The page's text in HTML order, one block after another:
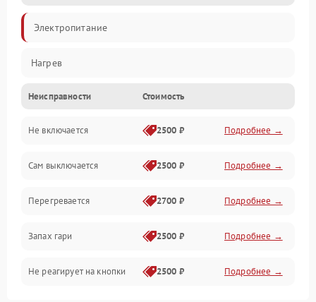
Электропитание
Нагрев
Неисправности Стоимость
Не включается 2500 ₽ Подробнее →
Сам выключается 2500 ₽ Подробнее →
Перегревается 2700 ₽ Подробнее →
Запах гари 2500 ₽ Подробнее →
Не реагирует на кнопки 2500 ₽ Подробнее →